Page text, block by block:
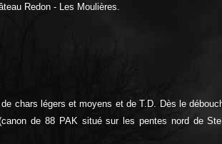
Redon - Les Moulières.
chars légers et moyens et de T.D. Dès le
de 88 PAK situé sur les pentes nord de